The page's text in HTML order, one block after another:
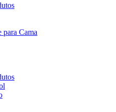
para Cama